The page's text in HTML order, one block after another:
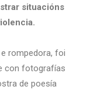
situacións
rompedora, foi
con fotografías
de poesía